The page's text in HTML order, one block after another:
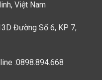
Việt Nam
Đường Số 6, KP 7,
:0898.894.668